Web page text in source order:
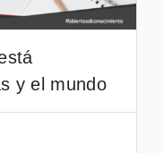
y el mundo